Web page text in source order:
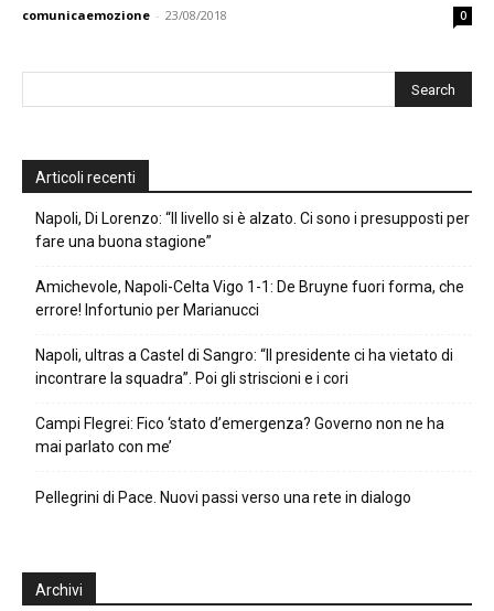
comunicaemozione - 23/08/2018 0
Articoli recenti
Napoli, Di Lorenzo: “Il livello si è alzato. Ci sono i presupposti per
fare una buona stagione”
Amichevole, Napoli-Celta Vigo 1-1: De Bruyne fuori forma, che
errore! Infortunio per Marianucci
Napoli, ultras a Castel di Sangro: “Il presidente ci ha vietato di
incontrare la squadra”. Poi gli striscioni e i cori
Campi Flegrei: Fico ‘stato d’emergenza? Governo non ne ha
mai parlato con me’
Pellegrini di Pace. Nuovi passi verso una rete in dialogo
Archivi